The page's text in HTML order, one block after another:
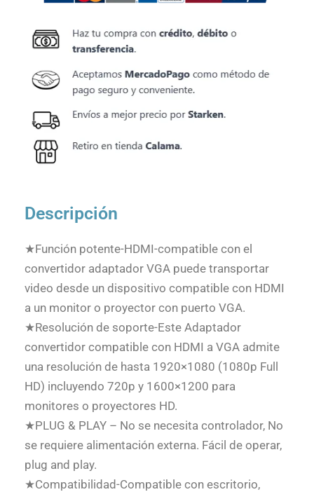
Descripción
★Función potente-HDMI-compatible con el
convertidor adaptador VGA puede transportar
video desde un dispositivo compatible con HDMI
a un monitor o proyector con puerto VGA.
★Resolución de soporte-Este Adaptador
convertidor compatible con HDMI a VGA admite
una resolución de hasta 1920×1080 (1080p Full
HD) incluyendo 720p y 1600×1200 para
monitores o proyectores HD.
★PLUG & PLAY – No se necesita controlador, No
se requiere alimentación externa. Fácil de operar,
plug and play.
★Compatibilidad-Compatible con escritorio,